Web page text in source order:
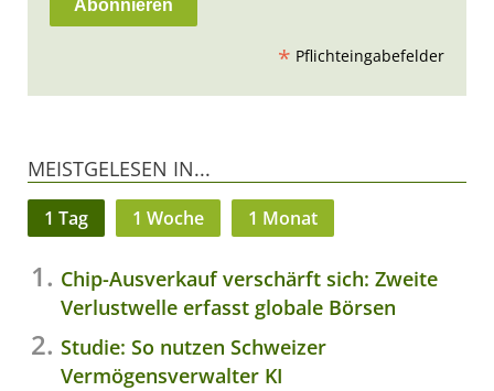
* Pflichteingabefelder
MEISTGELESEN IN...
1 Tag 1 Woche 1 Monat
Chip-Ausverkauf verschärft sich: Zweite
Verlustwelle erfasst globale Börsen
Studie: So nutzen Schweizer
Vermögensverwalter KI